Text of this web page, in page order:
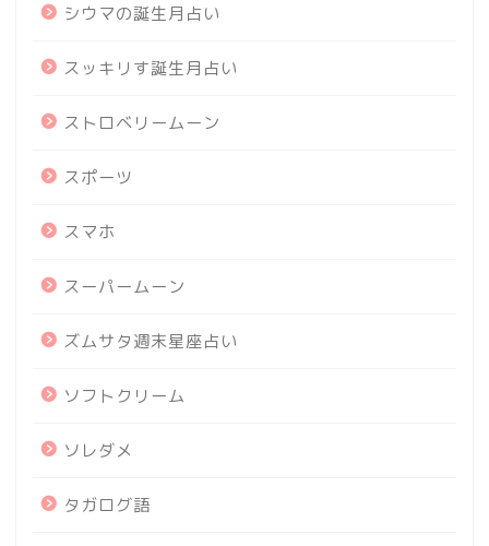
シウマの誕生月占い
スッキリす誕生月占い
ストロベリームーン
スポーツ
スマホ
スーパームーン
ズムサタ週末星座占い
ソフトクリーム
ソレダメ
タガログ語